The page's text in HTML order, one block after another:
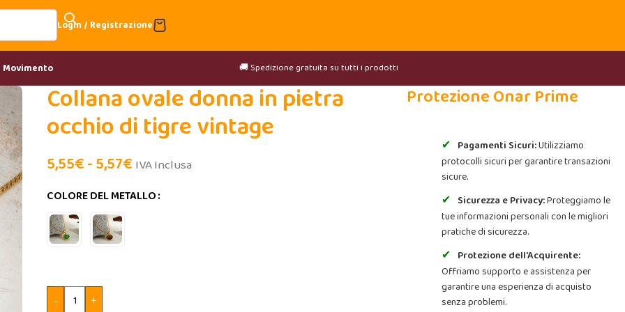
Login / Registrazione
Movimento 🚚 Spedizione gratuita su tutti i prodotti
Collana ovale donna in pietra
occhio di tigre vintage
5,55€-5,57€ IVA Inclusa
COLORE DEL METALLO
- +
Protezione Onar Prime
Pagamenti Sicuri:Utilizziamo
protocolli sicuri per garantire transazioni
sicure.
Sicurezza e Privacy:Proteggiamo le
tue informazioni personali con le migliori
pratiche di sicurezza.
Protezione dell'Acquirente:
Offriamo supporto e assistenza per
garantire una esperienza di acquisto
senza problemi.